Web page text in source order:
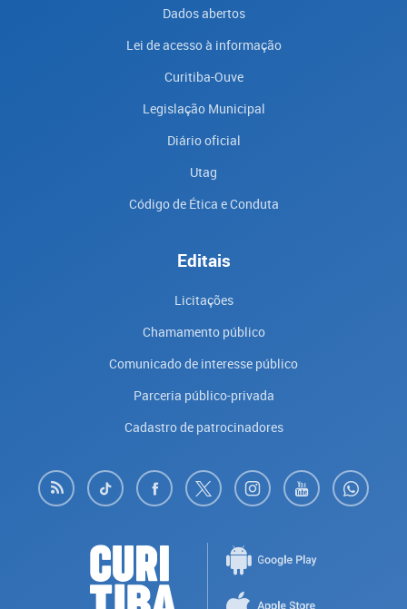
Dados abertos
Lei de acesso à informação
Curitiba-Ouve
Legislação Municipal
Diário oficial
Utag
Código de Ética e Conduta
Editais
Licitações
Chamamento público
Comunicado de interesse público
Parceria público-privada
Cadastro de patrocinadores